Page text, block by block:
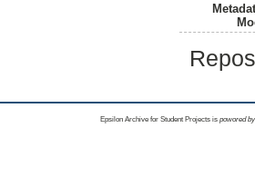
Epsilon Archive for Student Projects is powored by